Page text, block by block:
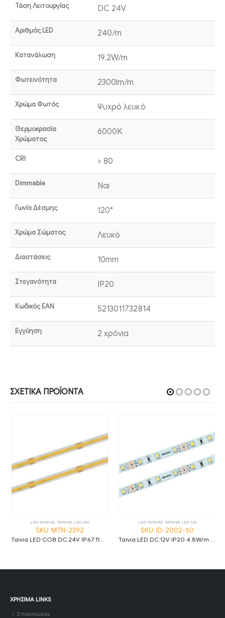
Τάση Λειτουργίας DC 24V
Αριθμός LED 240/m
Κατανάλωση 19.2W/m
Φωτεινότητα 2300lm/m
Χρώμα Φωτός Ψυχρό λευκό
Θερμοκρασία
Χρώματος
6000K
CRI > 80
Dimmable Ναι
Γωνία Δέσμης 120°
Χρώμα Σώματος Λευκό
Διαστάσεις 10mm
Στεγανότητα IP20
Κωδικός EAN 5213011732814
Εγγύηση 2 χρόνια
ΣΧΕΤΙΚΆ ΠΡΟΪΌΝΤΑ
LED ΤΑΙΝΙΕΣ, ΤΑΙΝΙΕΣ LED 24V
SKU: MTN-2392
Ταινία LED COB DC:24V IP67 11W/m Φυσικό λευκό 4000K 480LED/m ρολό 20m
LED ΤΑΙΝΙΕΣ, ΤΑΙΝΙΕΣ LED 12V
SKU: ID-2002-50
ΧΡΉΣΙΜΑ LINKS
Επικοινωνία